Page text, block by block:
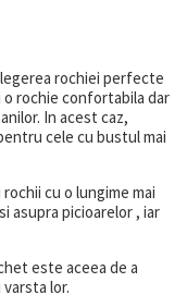
rochiei perfecte
rochie confortabila dar
In acest caz,
cele cu bustul mai
cu o lungime mai
asupra picioarelor , iar
este aceea de a
lor.